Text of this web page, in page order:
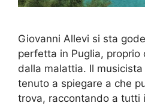
Giovanni Allevi si sta
perfetta in Puglia, proprio
dalla malattia. Il
tenuto a spiegare a che
trova, raccontando a tutti